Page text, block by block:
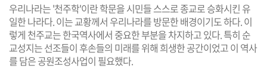
우리나라는 '천주학'이란 학문을 시민들 스스로 종교로 승화시킨 유
일한 나라다. 이는 교황께서 우리나라를 방문한 배경이기도 하다. 이
렇게 천주교는 한국역사에서 중요한 부분을 차지하고 있다. 특히 순
교성지는 선조들이 후손들의 미래를 위해 희생한 공간이었고 이 역사
를 담은 공원조성사업이 필요했다.